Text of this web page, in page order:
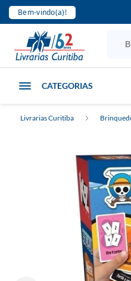
Bem-vindo(a)!
CATEGORIAS
Livrarias Curitiba